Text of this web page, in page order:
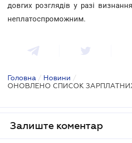
довгих розглядів у разі
неплатоспроможним.
Головна / Новини /
ОНОВЛЕНО СПИСОК
Залиште коментар